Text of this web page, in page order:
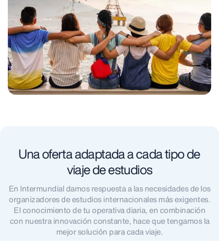
Una oferta adaptada a cada tipo de
viaje de estudios
En Intermundial damos respuesta a las necesidades de los
organizadores de estudios internacionales más exigentes.
El conocimiento de tu operativa diaria, en combinación
con nuestra innovación constante, hace que tengamos la
mejor solución para cada viaje.